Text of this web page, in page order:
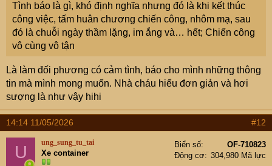
Tình báo là gì, khó định nghĩa nhưng đó là khi kết thúc
công việc, tấm huân chương chiến công, nhôm mạ, sau
đó là chuỗi ngày thầm lặng, im ắng và… hết; Chiến công
vô cùng vô tận
Là làm đối phương có cảm tình, báo cho mình những thông
tin mà mình mong muốn. Nhà cháu hiểu đơn giản và hơi
sượng là như vậy hihi
14:14 11/05/2026 #12
U ung_sung_tu_tai
Xe container
Biển số
OF-710823
Động cơ
304,980 Mã lực